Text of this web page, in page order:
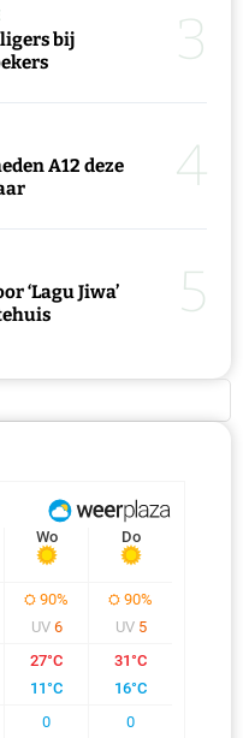
bij
3
A12 deze
4
‘Lagu Jiwa’
5